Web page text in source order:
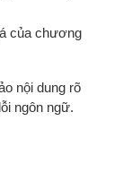
của chương
nội dung rõ
ngôn ngữ.